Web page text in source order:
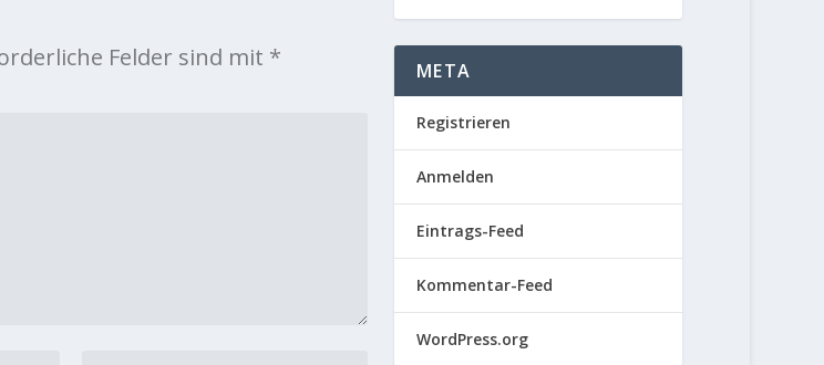
Felder sind mit * META
Registrieren
Anmelden
Eintrags-Feed
Kommentar-Feed
WordPress.org